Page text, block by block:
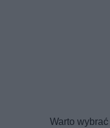
Warto